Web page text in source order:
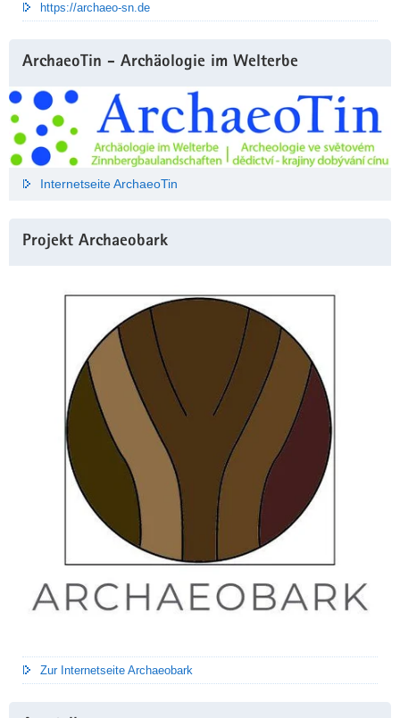
https://archaeo-sn.de
ArchaeoTin - Archäologie im Welterbe
Internetseite ArchaeoTin
Projekt Archaeobark
Zur Internetseite Archaeobark